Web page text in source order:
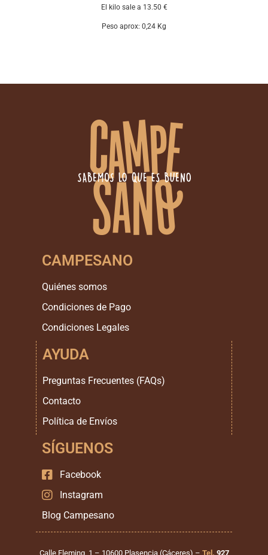
El kilo sale a 13.50 €
Peso aprox: 0,24 Kg
CAMPESANO
Quiénes somos
Condiciones de Pago
Condiciones Legales
AYUDA
Preguntas Frecuentes (FAQs)
Contacto
Política de Envíos
SÍGUENOS
Facebook
Instagram
Blog Campesano
Calle Fleming, 1 – 10600 Plasencia (Cáceres) – Tel. 927